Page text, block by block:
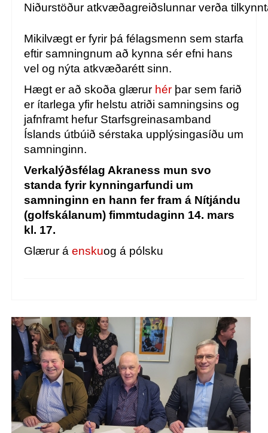
Niðurstöður atkvæðagreiðslunnar verða
Mikilvægt er fyrir þá félagsmenn sem starfa
eftir samningnum að kynna sér efni hans
vel og nýta atkvæðarétt sinn.
Hægt er að skoða glærur hér þar sem farið
er ítarlega yfir helstu atriði samningsins og
jafnframt hefur Starfsgreinasamband
Íslands útbúið sérstaka upplýsingasíðu um
samninginn.
Verkalýðsfélag Akraness mun svo
standa fyrir kynningarfundi um
samninginn en hann fer fram á Nítjándu
(golfskálanum) fimmtudaginn 14. mars
kl. 17.
Glærur á enskuog á pólsku